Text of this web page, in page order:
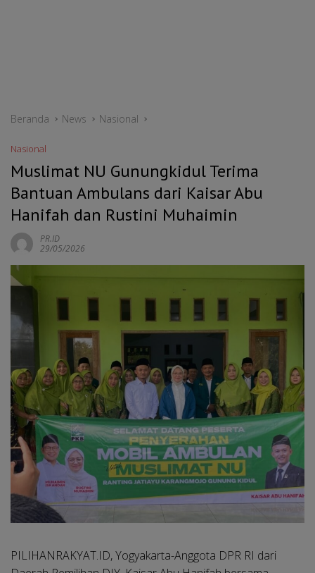
Beranda News Nasional
Nasional
Muslimat NU Gunungkidul Terima
Bantuan Ambulans dari Kaisar Abu
Hanifah dan Rustini Muhaimin
PR.ID
29/05/2026
PILIHANRAKYAT.ID, Yogyakarta-Anggota DPR RI dari